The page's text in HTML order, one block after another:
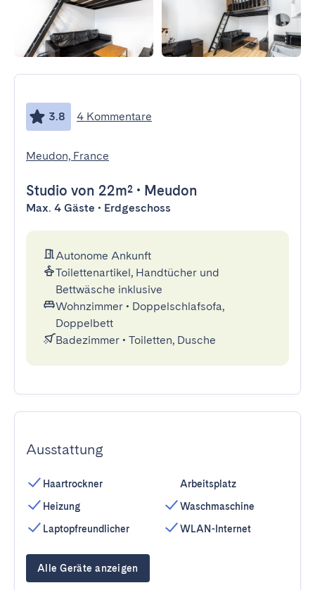
3.8 4 Kommentare
Meudon, France
Studio von 22m² • Meudon
Max. 4 Gäste • Erdgeschoss
Autonome Ankunft
Toilettenartikel, Handtücher und
Bettwäsche inklusive
Wohnzimmer • Doppelschlafsofa,
Doppelbett
Badezimmer • Toiletten, Dusche
Ausstattung
Haartrockner
Heizung
Laptopfreundlicher
Arbeitsplatz
Waschmaschine
WLAN-Internet
Alle Geräte anzeigen